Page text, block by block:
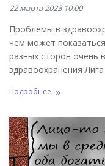
22 марта 2023 10:00
Проблемы в
чем может
разных сторон очень
здравоохранения
Подробнее